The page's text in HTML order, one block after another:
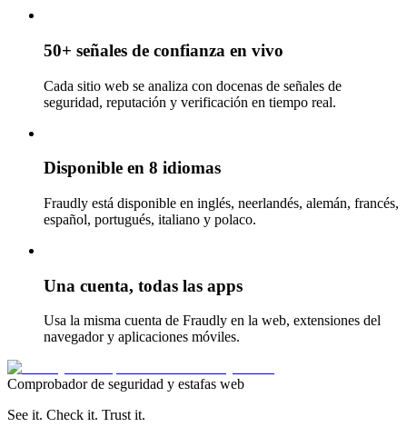
50+ señales de confianza en vivo
Cada sitio web se analiza con docenas de señales de
seguridad, reputación y verificación en tiempo real.
Disponible en 8 idiomas
Fraudly está disponible en inglés, neerlandés, alemán, francés,
español, portugués, italiano y polaco.
Una cuenta, todas las apps
Usa la misma cuenta de Fraudly en la web, extensiones del
navegador y aplicaciones móviles.
Comprobador de seguridad y estafas web
See it. Check it. Trust it.